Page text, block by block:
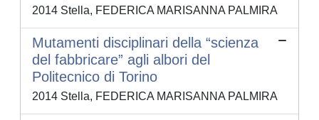
2014 Stella, FEDERICA MARISANNA PALMIRA
Mutamenti disciplinari della “scienza
del fabbricare” agli albori del
Politecnico di Torino
2014 Stella, FEDERICA MARISANNA PALMIRA